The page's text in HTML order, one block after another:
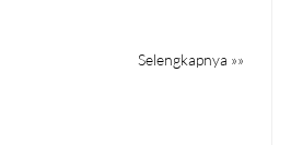
Selengkapnya »»